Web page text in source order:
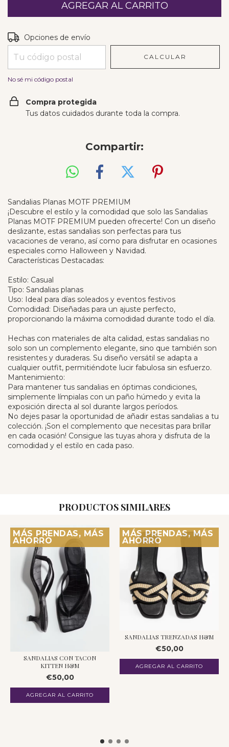
Entregas para el CP:
Opciones de envío
CALCULAR
No sé mi código postal
Compra protegida
Tus datos cuidados durante toda la compra.
Compartir:
Sandalias Planas MOTF PREMIUM
¡Descubre el estilo y la comodidad que solo las Sandalias
Planas MOTF PREMIUM pueden ofrecerte! Con un diseño
deslizante, estas sandalias son perfectas para tus
vacaciones de verano, así como para disfrutar en ocasiones
especiales como Halloween y Navidad.
Características Destacadas:
Estilo: Casual
Tipo: Sandalias planas
Uso: Ideal para días soleados y eventos festivos
Comodidad: Diseñadas para un ajuste perfecto,
proporcionando la máxima comodidad durante todo el día.
Hechas con materiales de alta calidad, estas sandalias no
solo son un complemento elegante, sino que también son
resistentes y duraderas. Su diseño versátil se adapta a
cualquier outfit, permitiéndote lucir fabulosa sin esfuerzo.
Mantenimiento:
Para mantener tus sandalias en óptimas condiciones,
simplemente límpialas con un paño húmedo y evita la
exposición directa al sol durante largos períodos.
No dejes pasar la oportunidad de añadir estas sandalias a tu
colección. ¡Son el complemento que necesitas para brillar
en cada ocasión! Consigue las tuyas ahora y disfruta de la
comodidad y el estilo en cada paso.
PRODUCTOS SIMILARES
MÁS PRENDAS, MÁS
AHORRO
SANDALIAS CON TACON
KITTEN H&M
€50,00
MÁS PRENDAS, MÁS
AHORRO
SANDALIAS TRENZADAS H&M
€50,00